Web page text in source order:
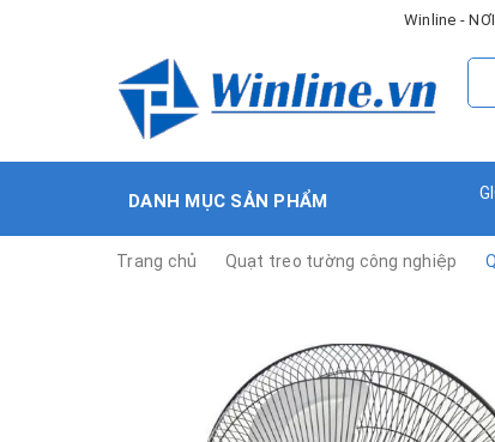
Winline -
DANH MỤC SẢN PHẨM
Trang chủ Quạt treo tường công nghiệp